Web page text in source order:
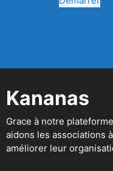
Kananas
Grace à notre
aidons les associations
améliorer leur